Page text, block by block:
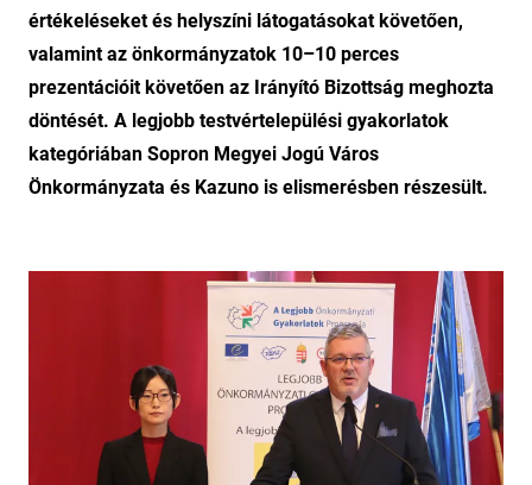
értékeléseket és helyszíni látogatásokat követően,
valamint az önkormányzatok 10–10 perces
prezentációit követően az Irányító Bizottság meghozta
döntését. A legjobb testvértelepülési gyakorlatok
kategóriában Sopron Megyei Jogú Város
Önkormányzata és Kazuno is elismerésben részesült.